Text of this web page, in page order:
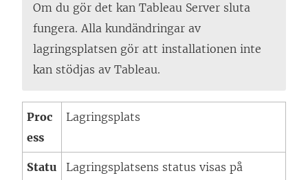
Om du gör det kan Tableau Server sluta
fungera. Alla kundändringar av
lagringsplatsen gör att installationen inte
kan stödjas av Tableau.
Proc
ess
Lagringsplats
Statu
Lagringsplatsens status visas på